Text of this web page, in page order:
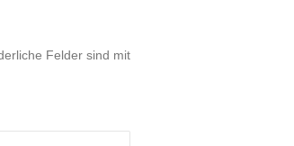
Felder sind mit